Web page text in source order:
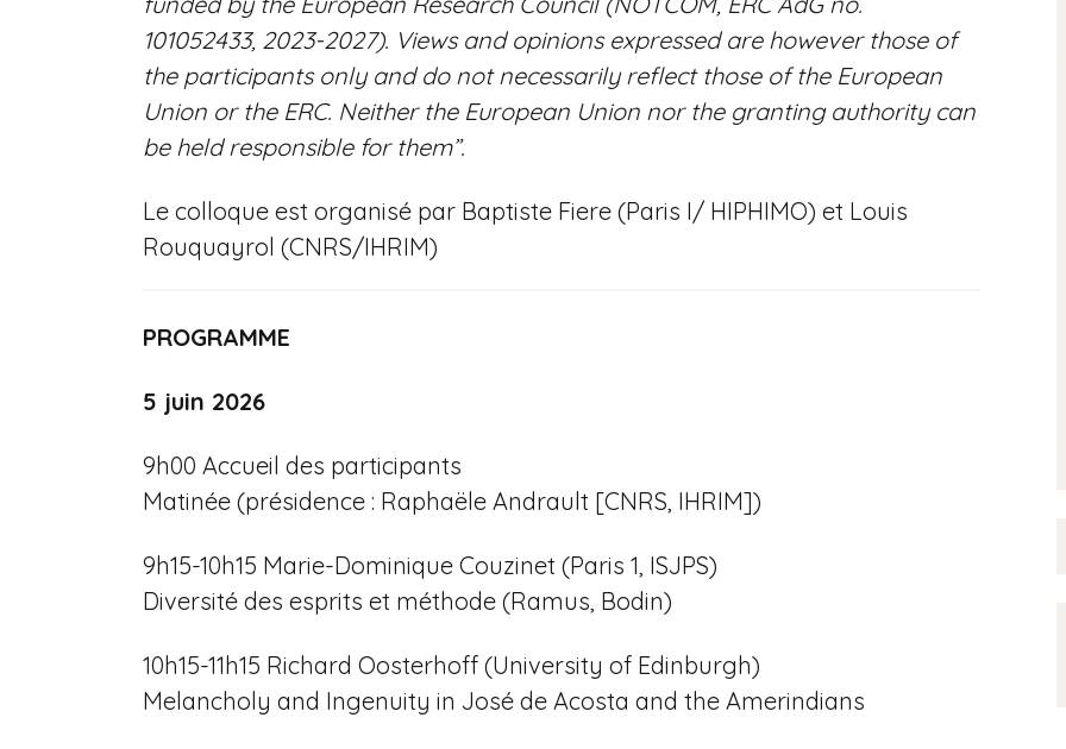
101052433, 2023-2027). Views and opinions expressed are however those of
the participants only and do not necessarily reflect those of the European
Union or the ERC. Neither the European Union nor the granting authority can
be held responsible for them”.
Le colloque est organisé par Baptiste Fiere (Paris I/ HIPHIMO) et Louis
Rouquayrol (CNRS/IHRIM)
PROGRAMME
5 juin 2026
9h00 Accueil des participants
Matinée (présidence : Raphaële Andrault [CNRS, IHRIM])
9h15-10h15 Marie-Dominique Couzinet (Paris 1, ISJPS)
Diversité des esprits et méthode (Ramus, Bodin)
10h15-11h15 Richard Oosterhoff (University of Edinburgh)
Melancholy and Ingenuity in José de Acosta and the Amerindians